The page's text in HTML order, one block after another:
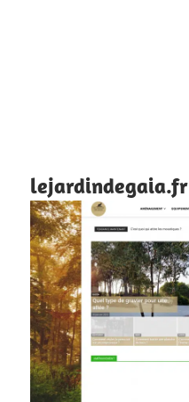
lejardindegaia.fr